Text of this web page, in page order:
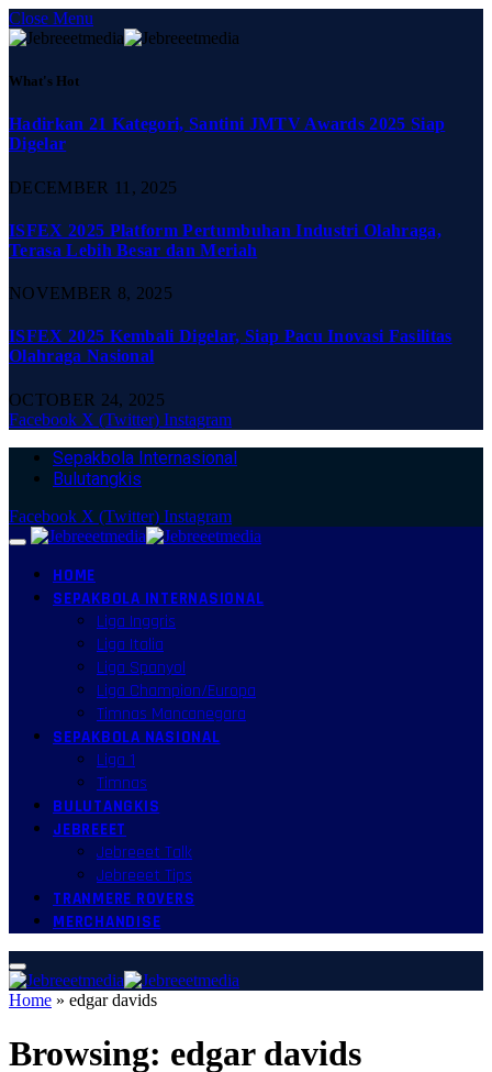
Close Menu
What's Hot
Hadirkan 21 Kategori, Santini JMTV Awards 2025 Siap
Digelar
DECEMBER 11, 2025
ISFEX 2025 Platform Pertumbuhan Industri Olahraga,
Terasa Lebih Besar dan Meriah
NOVEMBER 8, 2025
ISFEX 2025 Kembali Digelar, Siap Pacu Inovasi Fasilitas
Olahraga Nasional
OCTOBER 24, 2025
Facebook X (Twitter) Instagram
Sepakbola Internasional
Bulutangkis
Facebook X (Twitter) Instagram
HOME
SEPAKBOLA INTERNASIONAL
Liga Inggris
Liga Italia
Liga Spanyol
Liga Champion/Europa
Timnas Mancanegara
SEPAKBOLA NASIONAL
Liga 1
Timnas
BULUTANGKIS
JEBREEET
Jebreeet Talk
Jebreeet Tips
TRANMERE ROVERS
MERCHANDISE
Home » edgar davids
Browsing: edgar davids